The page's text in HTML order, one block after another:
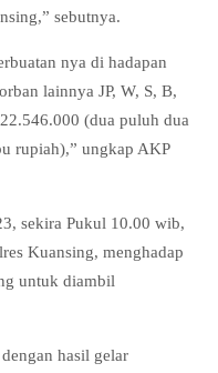
sebutnya.
nya di hadapan
lainnya JP, W, S, B,
(dua puluh dua
rupiah),” ungkap AKP
sekira Pukul 10.00 wib,
Kuansing, menghadap
untuk diambil
hasil gelar